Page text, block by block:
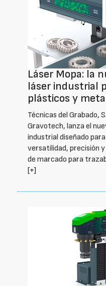
Láser Mopa: la
láser industrial
plásticos y
Técnicas del Grabado,
Gravotech, lanza el
industrial diseñado
versatilidad, precisión
de marcado para
[+]